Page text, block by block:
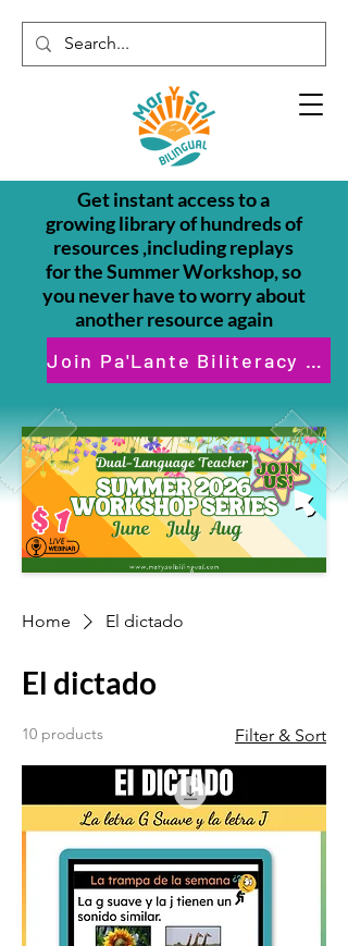
Get instant access to a
growing library of hundreds of
resources ,including replays
for the Summer Workshop, so
you never have to worry about
another resource again
Join Pa'Lante Biliteracy Membership for only $22/month- Cancel Anytime!
Home El dictado
El dictado
10 products Filter & Sort